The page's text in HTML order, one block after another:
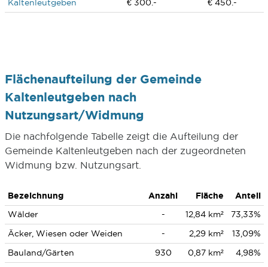
Kaltenleutgeben
€ 300.- € 450.-
Flächenaufteilung der Gemeinde
Kaltenleutgeben nach
Nutzungsart/Widmung
Die nachfolgende Tabelle zeigt die Aufteilung der
Gemeinde Kaltenleutgeben nach der zugeordneten
Widmung bzw. Nutzungsart.
Bezeichnung Anzahl Fläche
Anteil
Wälder
- 12,84 km²
73,33%
Äcker, Wiesen oder Weiden
- 2,29 km²
13,09%
Bauland/Gärten
930 0,87 km² 4,98%